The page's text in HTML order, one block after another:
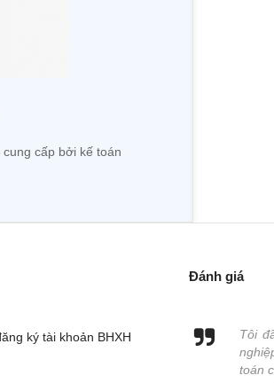
cấp bởi kế toán
ký tài khoản BHXH
Đánh giá
tôi chuyên nhập hàng về bán,
Tôi
toán